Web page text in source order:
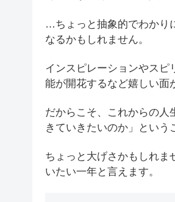
…ちょっと抽象的でわかり
なるかもしれません。
インスピレーションやスピ
能が開花するなど嬉しい面
だからこそ、これからの人
きていきたいのか」という
ちょっと大げさかもしれま
いたい一年と言えます。